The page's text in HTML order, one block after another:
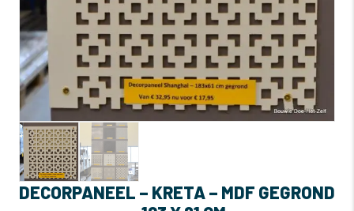
DECORPANEEL – KRETA – MDF GEGROND